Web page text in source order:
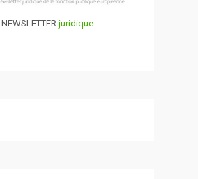
NEWSLETTER juridique